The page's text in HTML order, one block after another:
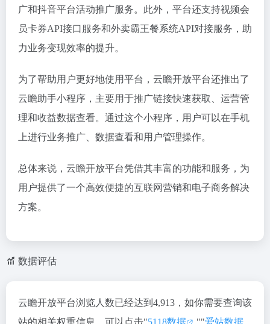
广和抖音平台活动推广服务。此外，平台还支持视频会
员卡券API接口服务和外卖霸王餐系统API对接服务，助
力业务变现效率的提升。
为了帮助用户更好地使用平台，云瞻开放平台还推出了
云瞻助手小程序，主要用于推广链接快速获取、运营管
理和收益数据查看。通过这个小程序，用户可以在手机
上进行业务推广、数据查看和用户管理操作。
总体来说，云瞻开放平台凭借其丰富的功能和服务，为
用户提供了一个高效便捷的互联网营销和电子商务解决
方案。
数据评估
云瞻开放平台浏览人数已经达到4,913，如你需要查询该
站的相关权重信息，可以点击"5118数据 ""爱站数据